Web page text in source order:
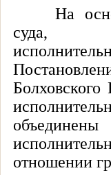
На
суда,
отношении